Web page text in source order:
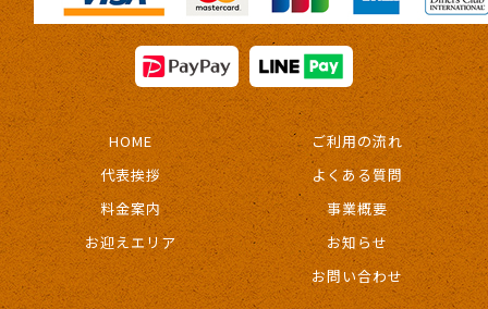
HOME
代表挨拶
料金案内
お迎えエリア
ご利用の流れ
よくある質問
事業概要
お知らせ
お問い合わせ